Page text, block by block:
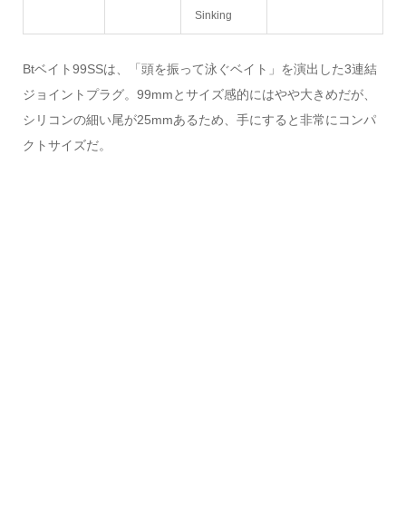
Sinking
Btベイト99SSは、「頭を振って泳ぐベイト」を演出した3連結
ジョイントプラグ。99mmとサイズ感的にはやや大きめだが、
シリコンの細い尾が25mmあるため、手にすると非常にコンパ
クトサイズだ。